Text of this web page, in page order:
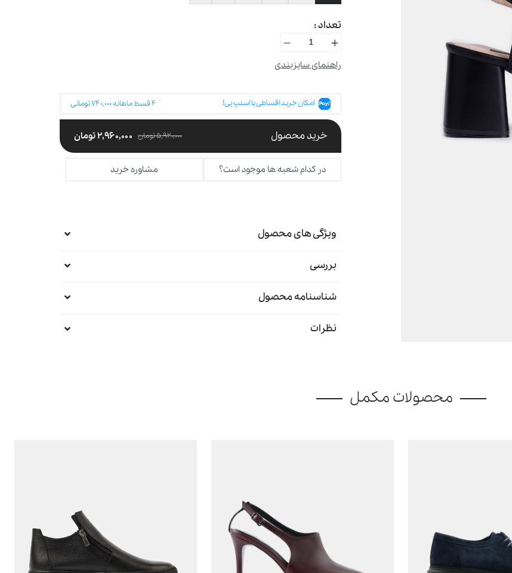
تعداد :
راهنمای سایزبندی
امکان خرید اقساطی با اسنپ پی! ۴قسط ماهانه۷۴۰,۰۰۰تومانی
خرید محصول ۵,۹۲۰,۰۰۰تومان ۲,۹۶۰,۰۰۰تومان
در کدام شعبه ها موجود است؟ مشاوره خرید
ویژگی های محصول
بررسی
شناسنامه محصول
نظرات
محصولات مکمل